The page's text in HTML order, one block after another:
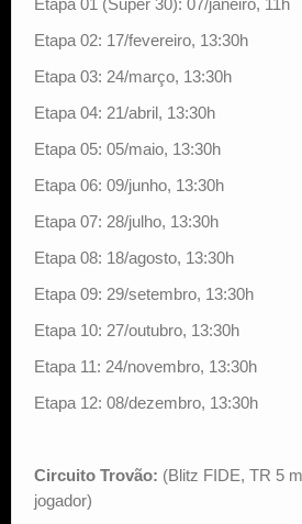
Etapa 01 (Super 30): 07/janeiro, 11h
Etapa 02: 17/fevereiro, 13:30h
Etapa 03: 24/março, 13:30h
Etapa 04: 21/abril, 13:30h
Etapa 05: 05/maio, 13:30h
Etapa 06: 09/junho, 13:30h
Etapa 07: 28/julho, 13:30h
Etapa 08: 18/agosto, 13:30h
Etapa 09: 29/setembro, 13:30h
Etapa 10: 27/outubro, 13:30h
Etapa 11: 24/novembro, 13:30h
Etapa 12: 08/dezembro, 13:30h
Circuito Trovão: (Blitz FIDE, TR 5
jogador)